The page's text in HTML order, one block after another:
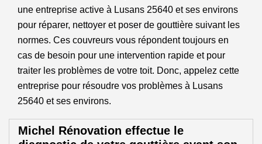
une entreprise active à Lusans 25640 et ses environs
pour réparer, nettoyer et poser de gouttière suivant les
normes. Ces couvreurs vous répondent toujours en
cas de besoin pour une intervention rapide et pour
traiter les problèmes de votre toit. Donc, appelez cette
entreprise pour résoudre vos problèmes à Lusans
25640 et ses environs.
Michel Rénovation effectue le